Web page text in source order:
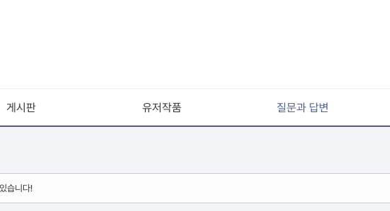
게시판
강의소식
유저작품 질문과 답변
습니다!